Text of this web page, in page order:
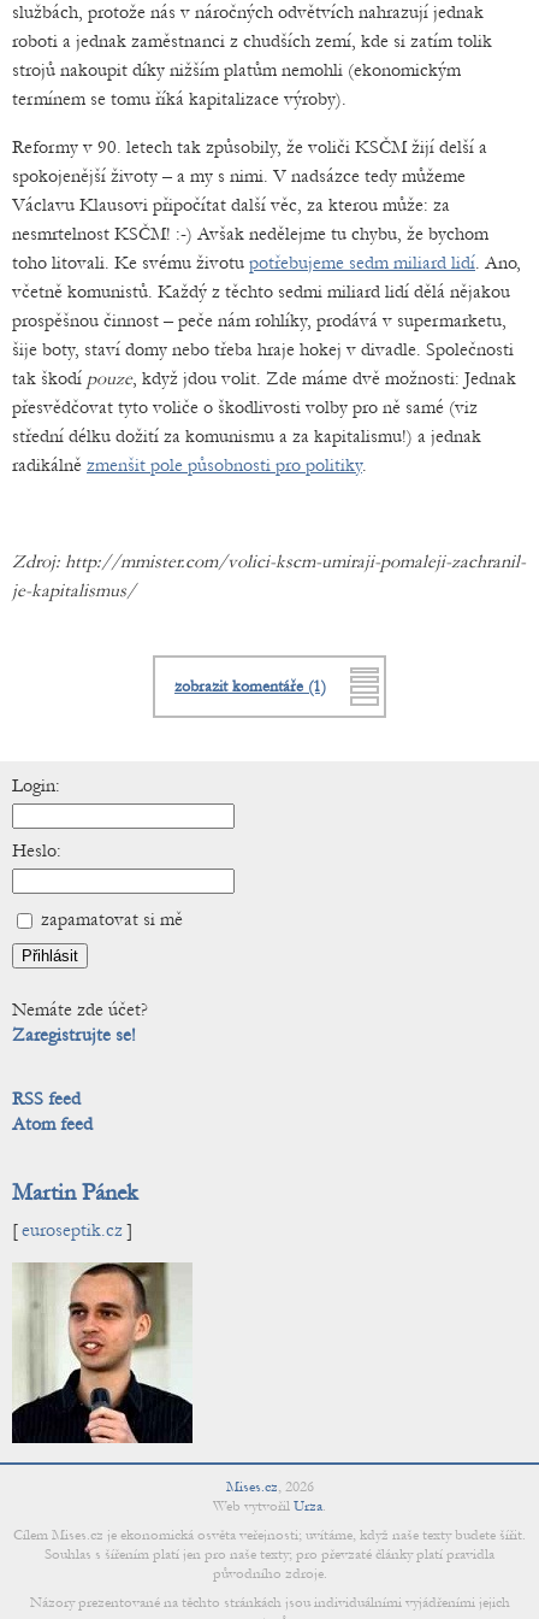
službách, protože nás v náročných odvětvích nahrazují jednak
roboti a jednak zaměstnanci z chudších zemí, kde si zatím tolik
strojů nakoupit díky nižším platům nemohli (ekonomickým
termínem se tomu říká kapitalizace výroby).
Reformy v 90. letech tak způsobily, že voliči KSČM žijí delší a
spokojenější životy – a my s nimi. V nadsázce tedy můžeme
Václavu Klausovi připočítat další věc, za kterou může: za
nesmrtelnost KSČM! :-) Avšak nedělejme tu chybu, že bychom
toho litovali. Ke svému životu potřebujeme sedm miliard lidí. Ano,
včetně komunistů. Každý z těchto sedmi miliard lidí dělá nějakou
prospěšnou činnost – peče nám rohlíky, prodává v supermarketu,
šije boty, staví domy nebo třeba hraje hokej v divadle. Společnosti
tak škodí pouze, když jdou volit. Zde máme dvě možnosti: Jednak
přesvědčovat tyto voliče o škodlivosti volby pro ně samé (viz
střední délku dožití za komunismu a za kapitalismu!) a jednak
radikálně zmenšit pole působnosti pro politiky.
Zdroj: http://mmister.com/volici-kscm-umiraji-pomaleji-zachranil-
je-kapitalismus/
zobrazit komentáře (1)
Login:
Heslo:
zapamatovat si mě
Nemáte zde účet?
Zaregistrujte se!
RSS feed
Atom feed
Martin Pánek
[euroseptik.cz]
Mises.cz, 2026
Web vytvořil Urza.
Cílem Mises.cz je ekonomická osvěta veřejnosti; uvítáme, když naše texty budete šířit.
Souhlas s šířením platí jen pro naše texty; pro převzaté články platí pravidla
původního zdroje.
Názory prezentované na těchto stránkách jsou individuálními vyjádřeními jejich